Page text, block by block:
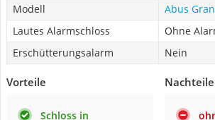
Modell
Abus
Lautes Alarmschloss
Ohne
Erschütterungsalarm
Nein
Vorteile
Schloss in
Nachteile